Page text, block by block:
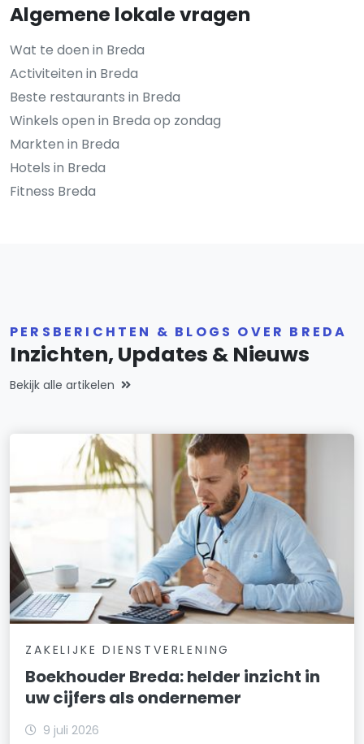
Algemene lokale vragen
Wat te doen in Breda
Activiteiten in Breda
Beste restaurants in Breda
Winkels open in Breda op zondag
Markten in Breda
Hotels in Breda
Fitness Breda
PERSBERICHTEN & BLOGS OVER BREDA
Inzichten, Updates & Nieuws
Bekijk alle artikelen
ZAKELIJKE DIENSTVERLENING
Boekhouder Breda: helder inzicht in
uw cijfers als ondernemer
9 juli 2026